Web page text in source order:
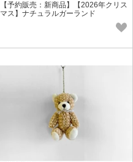
【予約販売：新商品】【2026年クリス
マス】ナチュラルガーランド